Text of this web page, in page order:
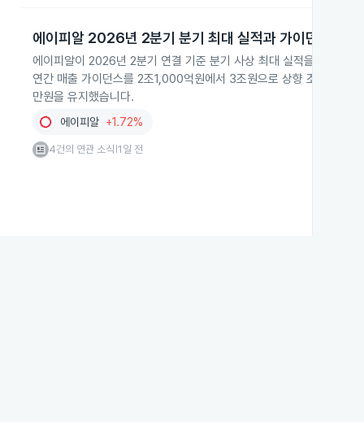
에이피알 2026년 2분기 분기 최대 실적과 가이던스 상향
에이피알이 2026년 2분기 연결 기준 분기 사상 최대 실적을 기록하
연간 매출 가이던스를 2조1,000억원에서 3조원으로 상향 조정했습
만원을 유지했습니다.
에이피알 +1.72%
4건의 연관 소식 1일 전